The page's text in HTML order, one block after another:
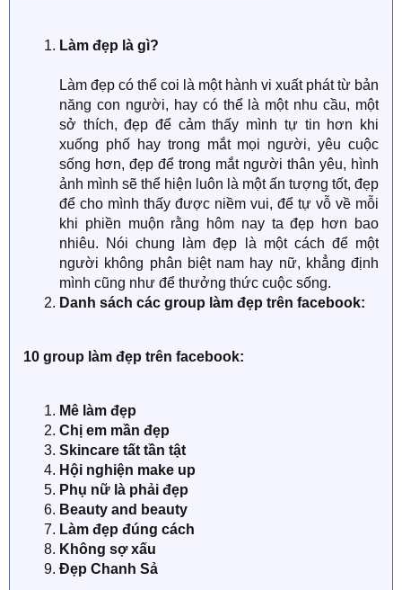
Làm đẹp là gì?
Làm đẹp có thể coi là một hành vi xuất phát từ bản
năng con người, hay có thể là một nhu cầu, một
sở thích, đẹp để cảm thấy mình tự tin hơn khi
xuống phố hay trong mắt mọi người, yêu cuộc
sống hơn, đẹp để trong mắt người thân yêu, hình
ảnh mình sẽ thể hiện luôn là một ấn tượng tốt, đẹp
để cho mình thấy được niềm vui, để tự vỗ về mỗi
khi phiền muộn rằng hôm nay ta đẹp hơn bao
nhiêu. Nói chung làm đẹp là một cách để một
người không phân biệt nam hay nữ, khẳng định
mình cũng như để thưởng thức cuộc sống.
Danh sách các group làm đẹp trên facebook:
10 group làm đẹp trên facebook:
Mê làm đẹp
Chị em mần đẹp
Skincare tất tần tật
Hội nghiện make up
Phụ nữ là phải đẹp
Beauty and beauty
Làm đẹp đúng cách
Không sợ xấu
Đẹp Chanh Sả